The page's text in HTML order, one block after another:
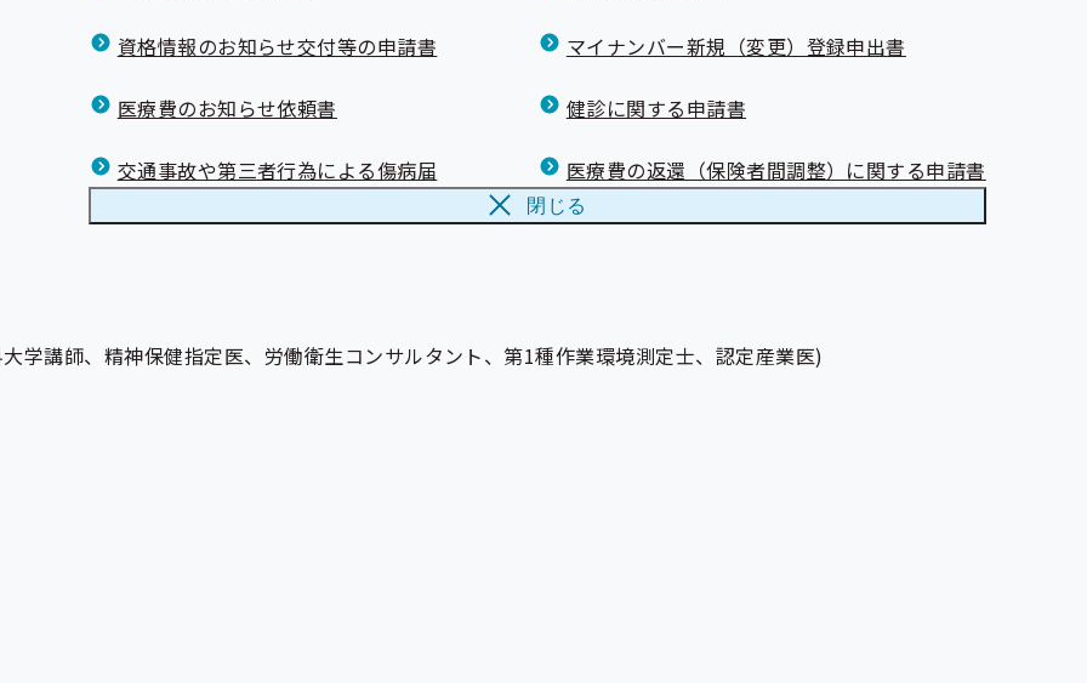
資格情報のお知らせ交付等の申請書 マイナンバー新規（変更）登録申出書
医療費のお知らせ依頼書 健診に関する申請書
交通事故や第三者行為による傷病届 医療費の返還（保険者間調整）に関する申請書
閉じる
講師、精神保健指定医、労働衛生コンサルタント、第1種作業環境測定士、認定産業医)